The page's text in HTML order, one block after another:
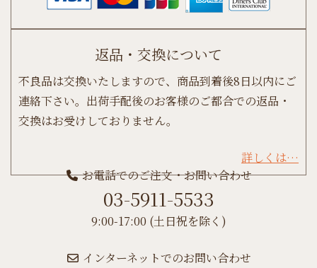
返品・交換について
不良品は交換いたしますので、商品到着後8日以内にご
連絡下さい。出荷手配後のお客様のご都合での返品・
交換はお受けしておりません。
詳しくは…
お電話でのご注文・お問い合わせ
03-5911-5533
9:00-17:00 (土日祝を除く)
インターネットでのお問い合わせ